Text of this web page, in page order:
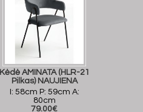
Kėdė AMINATA (HLR-21
Pilkas) NAUJIENA
I: 58cm P: 59cm A:
80cm
79.00€